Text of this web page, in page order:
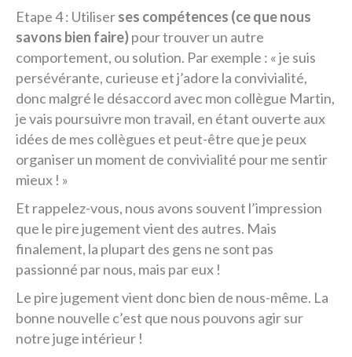
Etape 4 : Utiliserses compétences (ce que nous
savons bien faire)pour trouver un autre
comportement, ou solution. Par exemple : « je suis
persévérante, curieuse et j’adore la convivialité,
donc malgré le désaccord avec mon collègue Martin,
je vais poursuivre mon travail, en étant ouverte aux
idées de mes collègues et peut-être que je peux
organiser un moment de convivialité pour me sentir
mieux ! »
Et rappelez-vous, nous avons souvent l’impression
que le pire jugement vient des autres. Mais
finalement, la plupart des gens ne sont pas
passionné par nous, mais par eux !
Le pire jugement vient donc bien de nous-même. La
bonne nouvelle c’est que nous pouvons agir sur
notre juge intérieur !